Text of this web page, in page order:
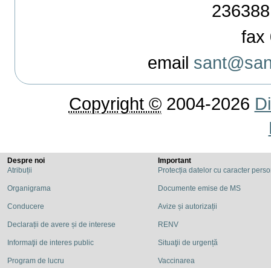
fax
email
Copyright ©2004-2026
Despre noi
Atribuții
Organigrama
Conducere
Declarații de avere și de interese
Informaţii de interes public
Program de lucru
Important
Protecția datelor cu caracter
Documente emise de MS
Avize și autorizații
RENV
Situaţii de urgență
Vaccinarea